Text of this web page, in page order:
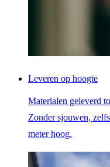
Leveren op hoogte
Materialen geleverd
Zonder sjouwen,
meter hoog.